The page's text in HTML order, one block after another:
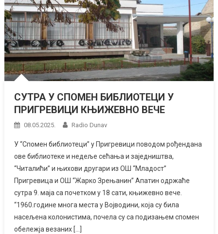
СУТРА У СПОМЕН БИБЛИОТЕЦИ У
ПРИГРЕВИЦИ КЊИЖЕВНО ВЕЧЕ
08.05.2025. Radio Dunav
У “Спомен библиотеци” у Пригревици поводом рођендана
ове библиотеке и недеље сећања и заједништва,
“Читалићи” и њихови другари из ОШ “Младост”
Пригревица и ОШ “Жарко Зрењанин” Апатин одржаће
сутра 9. маја са почетком у 18 сати, књижевно вече.
“1960.године многа места у Војводини, која су била
насељена колонистима, почела су са подизањем спомен
обележја везаних […]